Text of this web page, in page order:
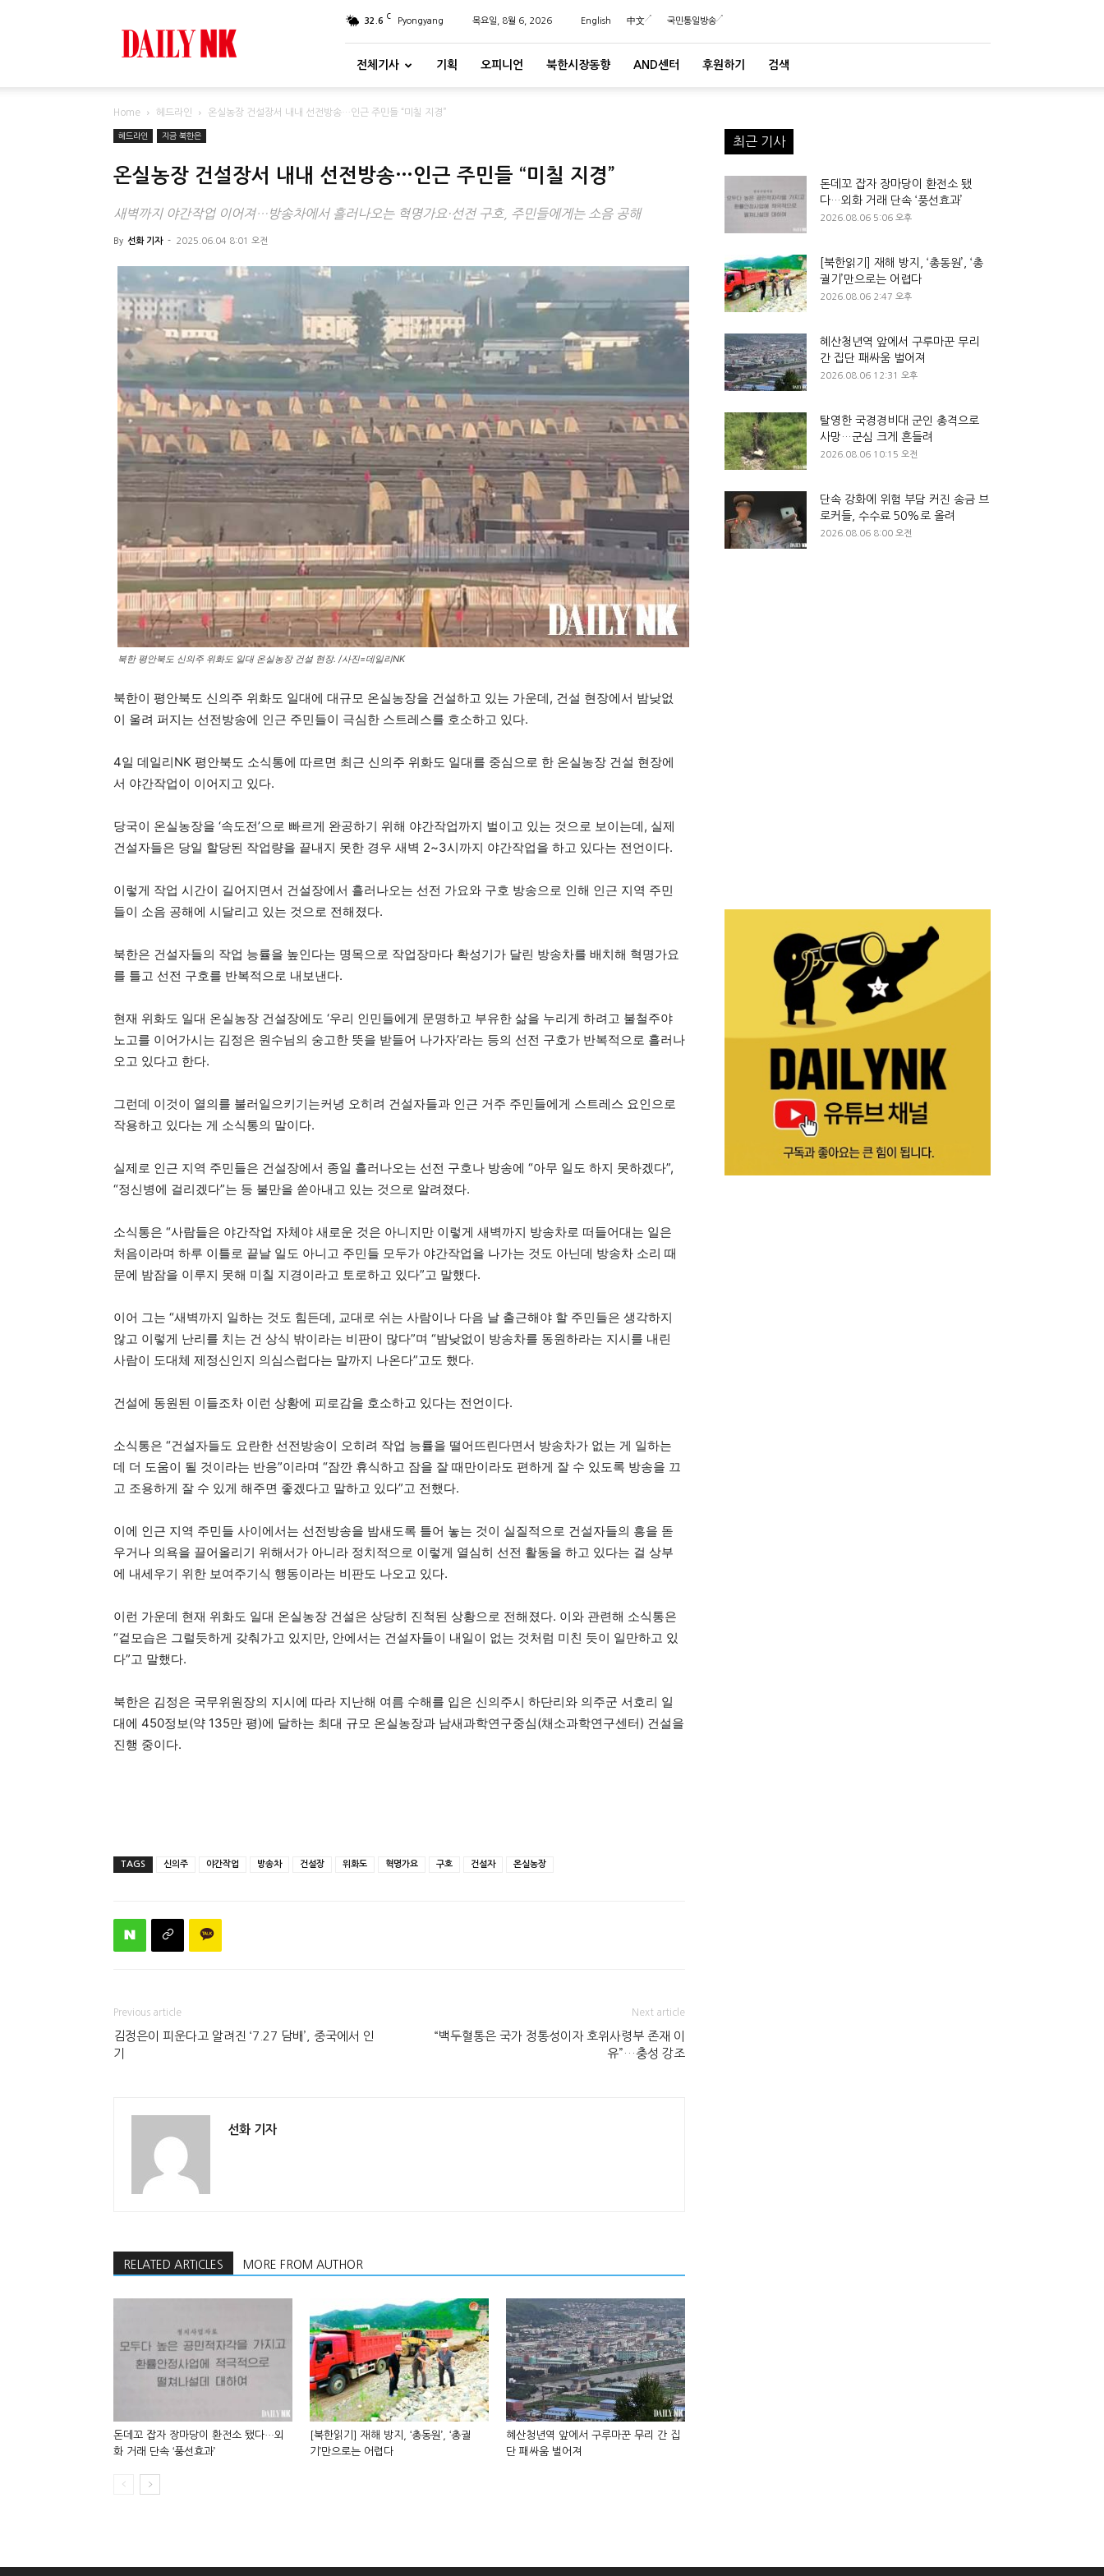
32.6 C Pyongyang 목요일, 8월 6, 2026 English 中文 국민통일방송
전체기사 기획 오피니언 북한시장동향 AND센터 후원하기 검색
Home 헤드라인 온실농장 건설장서 내내 선전방송…인근 주민들 “미칠 지경”
헤드라인 지금 북한은
온실농장 건설장서 내내 선전방송…인근 주민들 “미칠 지경”
새벽까지 야간작업 이어져…방송차에서 흘러나오는 혁명가요·선전 구호, 주민들에게는 소음 공해
By 선화 기자 - 2025.06.04 8:01 오전
북한 평안북도 신의주 위화도 일대 온실농장 건설 현장. /사진=데일리NK
북한이 평안북도 신의주 위화도 일대에 대규모 온실농장을 건설하고 있는 가운데, 건설 현장에서 밤낮없
이 울려 퍼지는 선전방송에 인근 주민들이 극심한 스트레스를 호소하고 있다.
4일 데일리NK 평안북도 소식통에 따르면 최근 신의주 위화도 일대를 중심으로 한 온실농장 건설 현장에
서 야간작업이 이어지고 있다.
당국이 온실농장을 ‘속도전’으로 빠르게 완공하기 위해 야간작업까지 벌이고 있는 것으로 보이는데, 실제
건설자들은 당일 할당된 작업량을 끝내지 못한 경우 새벽 2~3시까지 야간작업을 하고 있다는 전언이다.
이렇게 작업 시간이 길어지면서 건설장에서 흘러나오는 선전 가요와 구호 방송으로 인해 인근 지역 주민
들이 소음 공해에 시달리고 있는 것으로 전해졌다.
북한은 건설자들의 작업 능률을 높인다는 명목으로 작업장마다 확성기가 달린 방송차를 배치해 혁명가요
를 틀고 선전 구호를 반복적으로 내보낸다.
현재 위화도 일대 온실농장 건설장에도 ‘우리 인민들에게 문명하고 부유한 삶을 누리게 하려고 불철주야
노고를 이어가시는 김정은 원수님의 숭고한 뜻을 받들어 나가자’라는 등의 선전 구호가 반복적으로 흘러나
오고 있다고 한다.
그런데 이것이 열의를 불러일으키기는커녕 오히려 건설자들과 인근 거주 주민들에게 스트레스 요인으로
작용하고 있다는 게 소식통의 말이다.
실제로 인근 지역 주민들은 건설장에서 종일 흘러나오는 선전 구호나 방송에 “아무 일도 하지 못하겠다”,
“정신병에 걸리겠다”는 등 불만을 쏟아내고 있는 것으로 알려졌다.
소식통은 “사람들은 야간작업 자체야 새로운 것은 아니지만 이렇게 새벽까지 방송차로 떠들어대는 일은
처음이라며 하루 이틀로 끝날 일도 아니고 주민들 모두가 야간작업을 나가는 것도 아닌데 방송차 소리 때
문에 밤잠을 이루지 못해 미칠 지경이라고 토로하고 있다”고 말했다.
이어 그는 “새벽까지 일하는 것도 힘든데, 교대로 쉬는 사람이나 다음 날 출근해야 할 주민들은 생각하지
않고 이렇게 난리를 치는 건 상식 밖이라는 비판이 많다”며 “밤낮없이 방송차를 동원하라는 지시를 내린
사람이 도대체 제정신인지 의심스럽다는 말까지 나온다”고도 했다.
건설에 동원된 이들조차 이런 상황에 피로감을 호소하고 있다는 전언이다.
소식통은 “건설자들도 요란한 선전방송이 오히려 작업 능률을 떨어뜨린다면서 방송차가 없는 게 일하는
데 더 도움이 될 것이라는 반응”이라며 “잠깐 휴식하고 잠을 잘 때만이라도 편하게 잘 수 있도록 방송을 끄
고 조용하게 잘 수 있게 해주면 좋겠다고 말하고 있다”고 전했다.
이에 인근 지역 주민들 사이에서는 선전방송을 밤새도록 틀어 놓는 것이 실질적으로 건설자들의 흥을 돋
우거나 의욕을 끌어올리기 위해서가 아니라 정치적으로 이렇게 열심히 선전 활동을 하고 있다는 걸 상부
에 내세우기 위한 보여주기식 행동이라는 비판도 나오고 있다.
이런 가운데 현재 위화도 일대 온실농장 건설은 상당히 진척된 상황으로 전해졌다. 이와 관련해 소식통은
“겉모습은 그럴듯하게 갖춰가고 있지만, 안에서는 건설자들이 내일이 없는 것처럼 미친 듯이 일만하고 있
다”고 말했다.
북한은 김정은 국무위원장의 지시에 따라 지난해 여름 수해를 입은 신의주시 하단리와 의주군 서호리 일
대에 450정보(약 135만 평)에 달하는 최대 규모 온실농장과 남새과학연구중심(채소과학연구센터) 건설을
진행 중이다.
TAGS 신의주 야간작업 방송차 건설장 위화도 혁명가요 구호 건설자 온실농장
Previous article
김정은이 피운다고 알려진 ‘7.27 담배’, 중국에서 인
기
Next article
“백두혈통은 국가 정통성이자 호위사령부 존재 이
유”…충성 강조
선화 기자
RELATED ARTICLES MORE FROM AUTHOR
돈데꼬 잡자 장마당이 환전소 됐다…외
화 거래 단속 ‘풍선효과’
[북한읽기] 재해 방지, ‘총동원’, ‘총궐
기’만으로는 어렵다
혜산청년역 앞에서 구루마꾼 무리 간 집
단 패싸움 벌어져
최근 기사
돈데꼬 잡자 장마당이 환전소 됐
다…외화 거래 단속 ‘풍선효과’
2026.08.06 5:06 오후
[북한읽기] 재해 방지, ‘총동원’, ‘총
궐기’만으로는 어렵다
2026.08.06 2:47 오후
혜산청년역 앞에서 구루마꾼 무리
간 집단 패싸움 벌어져
2026.08.06 12:31 오후
탈영한 국경경비대 군인 총격으로
사망…군심 크게 흔들려
2026.08.06 10:15 오전
단속 강화에 위험 부담 커진 송금 브
로커들, 수수료 50%로 올려
2026.08.06 8:00 오전